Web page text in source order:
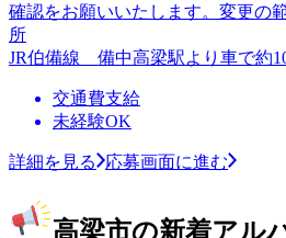
確認をお願いいたします。変更の
所
JR伯備線 備中高梁駅より車で約
交通費支給
未経験OK
詳細を見る 応募画面に進む
高梁市の新着アル